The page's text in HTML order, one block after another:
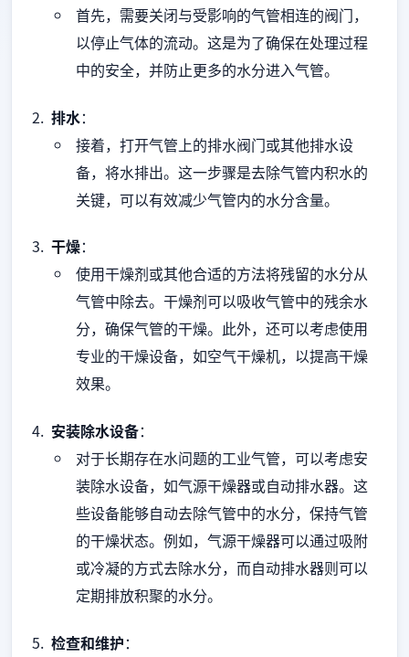
首先，需要关闭与受影响的气管相连的阀门，
以停止气体的流动。这是为了确保在处理过程
中的安全，并防止更多的水分进入气管。
排水：
接着，打开气管上的排水阀门或其他排水设
备，将水排出。这一步骤是去除气管内积水的
关键，可以有效减少气管内的水分含量。
干燥：
使用干燥剂或其他合适的方法将残留的水分从
气管中除去。干燥剂可以吸收气管中的残余水
分，确保气管的干燥。此外，还可以考虑使用
专业的干燥设备，如空气干燥机，以提高干燥
效果。
安装除水设备：
对于长期存在水问题的工业气管，可以考虑安
装除水设备，如气源干燥器或自动排水器。这
些设备能够自动去除气管中的水分，保持气管
的干燥状态。例如，气源干燥器可以通过吸附
或冷凝的方式去除水分，而自动排水器则可以
定期排放积聚的水分。
检查和维护：